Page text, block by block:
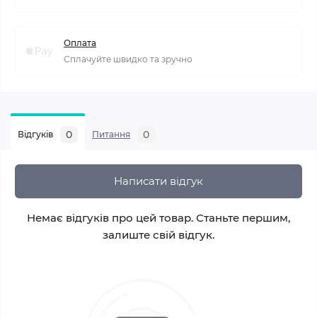
Оплата
Сплачуйте швидко та зручно
Відгуків 0 Питання 0
Написати відгук
Немає відгуків про цей товар. Станьте першим,
залиште свій відгук.